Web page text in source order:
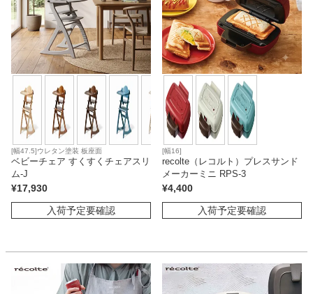
[幅47.5]ウレタン塗装 板座面
ベビーチェア すくすくチェアスリ
ム-J
¥17,930
入荷予定要確認
[幅16]
recolte（レコルト）プレスサンド
メーカーミニ RPS-3
¥4,400
入荷予定要確認